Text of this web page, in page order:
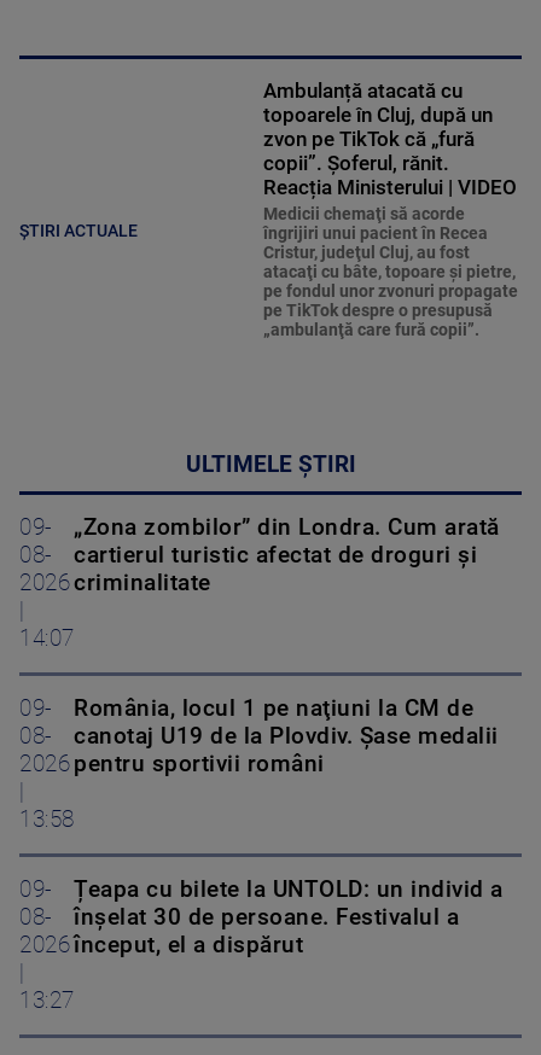
ȘTIRI ACTUALE
Ambulanță atacată cu
topoarele în Cluj, după un
zvon pe TikTok că „fură
copii”. Șoferul, rănit.
Reacția Ministerului | VIDEO
Medicii chemaţi să acorde
îngrijiri unui pacient în Recea
Cristur, judeţul Cluj, au fost
atacaţi cu bâte, topoare şi pietre,
pe fondul unor zvonuri propagate
pe TikTok despre o presupusă
„ambulanţă care fură copii”.
ULTIMELE ȘTIRI
09-
08-
2026
14:07
„Zona zombilor” din Londra. Cum arată
cartierul turistic afectat de droguri și
criminalitate
09-
08-
2026
13:58
România, locul 1 pe naţiuni la CM de
canotaj U19 de la Plovdiv. Șase medalii
pentru sportivii români
09-
08-
2026
13:27
Țeapa cu bilete la UNTOLD: un individ a
înșelat 30 de persoane. Festivalul a
început, el a dispărut